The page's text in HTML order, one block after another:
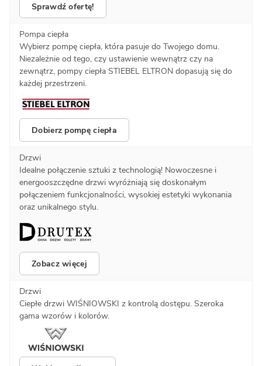
Sprawdź ofertę!
Pompa ciepła
Wybierz pompę ciepła, która pasuje do Twojego domu.
Niezależnie od tego, czy ustawienie wewnątrz czy na
zewnątrz, pompy ciepła STIEBEL ELTRON dopasują się do
każdej przestrzeni.
Dobierz pompę ciepła
Drzwi
Idealne połączenie sztuki z technologią! Nowoczesne i
energooszczędne drzwi wyróżniają się doskonałym
połączeniem funkcjonalności, wysokiej estetyki wykonania
oraz unikalnego stylu.
Zobacz więcej
Drzwi
Ciepłe drzwi WIŚNIOWSKI z kontrolą dostępu. Szeroka
gama wzorów i kolorów.